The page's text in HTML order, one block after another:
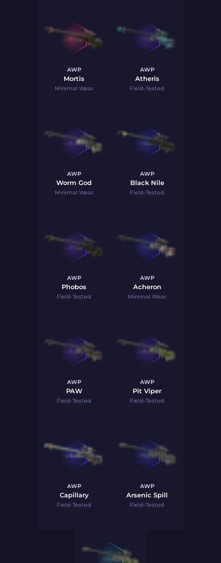
AWP
Mortis
Minimal Wear
AWP
Atheris
Field-Tested
AWP
Worm God
Minimal Wear
AWP
Black Nile
Field-Tested
AWP
Phobos
Field-Tested
AWP
Acheron
Minimal Wear
AWP
PAW
Field-Tested
AWP
Pit Viper
Field-Tested
AWP
Capillary
Field-Tested
AWP
Arsenic Spill
Field-Tested